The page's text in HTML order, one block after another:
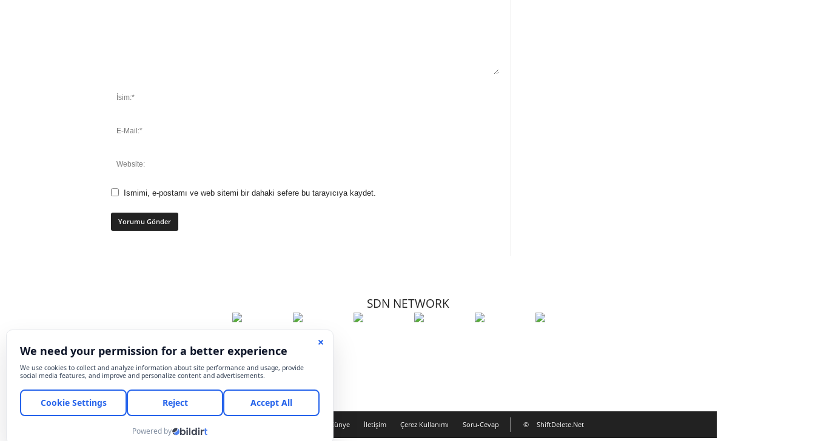
Ismimi, e-postamı ve web sitemi bir dahaki sefere bu tarayıcıya kaydet.
SDN NETWORK
Künye İletişim Çerez Kullanımı Soru-Cevap © ShiftDelete.Net